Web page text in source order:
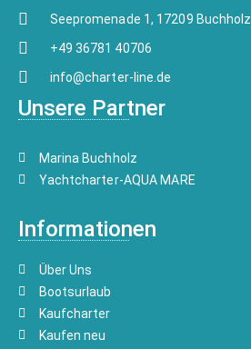
Seepromenade 1, 17209 Buchholz
+49 36781 40706
info@charter-line.de
Unsere Partner
Marina Buchholz
Yachtcharter-AQUA MARE
Informationen
Über Uns
Bootsurlaub
Kaufcharter
Kaufen neu